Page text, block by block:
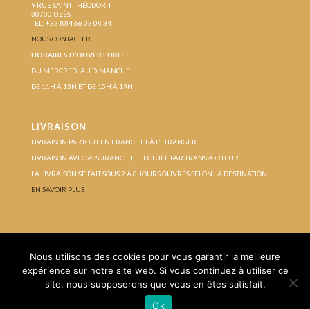
9 RUE SAINT THÉODORIT
30700 UZÈS
TEL: +33 (0)4 66 03 08 34
NOUS CONTACTER
HORAIRES D’OUVERTURE:
DU MERCREDI AU DIMANCHE:
DE 11H À 13H ET DE 15H À 19H
LIVRAISON
LIVRAISON PARTOUT EN FRANCE ET À L’ETRANGER
LIVRAISON AVEC ASSURANCE, EFFECTUÉE PAR TRANSPORTEUR
LA LIVRAISON SE FAIT SOUS 2 À 8 JOURS OUVRÉS SELON LA DESTINATION.
EN SAVOIR PLUS
Conditions Générales de Vente
Mentions légales
Nous utilisons des cookies pour vous garantir la meilleure
expérience sur notre site web. Si vous continuez à utiliser ce
site, nous supposerons que vous en êtes satisfait.
Ok